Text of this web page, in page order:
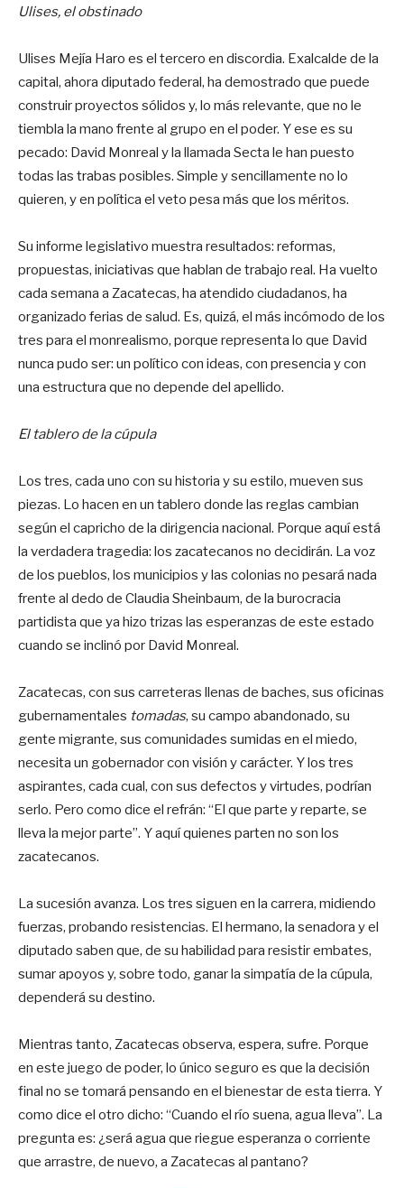
Ulises, el obstinado
Ulises Mejía Haro es el tercero en discordia. Exalcalde de la
capital, ahora diputado federal, ha demostrado que puede
construir proyectos sólidos y, lo más relevante, que no le
tiembla la mano frente al grupo en el poder. Y ese es su
pecado: David Monreal y la llamada Secta le han puesto
todas las trabas posibles. Simple y sencillamente no lo
quieren, y en política el veto pesa más que los méritos.
Su informe legislativo muestra resultados: reformas,
propuestas, iniciativas que hablan de trabajo real. Ha vuelto
cada semana a Zacatecas, ha atendido ciudadanos, ha
organizado ferias de salud. Es, quizá, el más incómodo de los
tres para el monrealismo, porque representa lo que David
nunca pudo ser: un político con ideas, con presencia y con
una estructura que no depende del apellido.
El tablero de la cúpula
Los tres, cada uno con su historia y su estilo, mueven sus
piezas. Lo hacen en un tablero donde las reglas cambian
según el capricho de la dirigencia nacional. Porque aquí está
la verdadera tragedia: los zacatecanos no decidirán. La voz
de los pueblos, los municipios y las colonias no pesará nada
frente al dedo de Claudia Sheinbaum, de la burocracia
partidista que ya hizo trizas las esperanzas de este estado
cuando se inclinó por David Monreal.
Zacatecas, con sus carreteras llenas de baches, sus oficinas
gubernamentales tomadas, su campo abandonado, su
gente migrante, sus comunidades sumidas en el miedo,
necesita un gobernador con visión y carácter. Y los tres
aspirantes, cada cual, con sus defectos y virtudes, podrían
serlo. Pero como dice el refrán: “El que parte y reparte, se
lleva la mejor parte”. Y aquí quienes parten no son los
zacatecanos.
La sucesión avanza. Los tres siguen en la carrera, midiendo
fuerzas, probando resistencias. El hermano, la senadora y el
diputado saben que, de su habilidad para resistir embates,
sumar apoyos y, sobre todo, ganar la simpatía de la cúpula,
dependerá su destino.
Mientras tanto, Zacatecas observa, espera, sufre. Porque
en este juego de poder, lo único seguro es que la decisión
final no se tomará pensando en el bienestar de esta tierra. Y
como dice el otro dicho: “Cuando el río suena, agua lleva”. La
pregunta es: ¿será agua que riegue esperanza o corriente
que arrastre, de nuevo, a Zacatecas al pantano?